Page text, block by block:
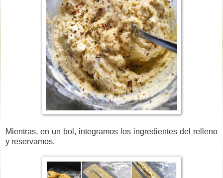
Mientras, en un bol, integramos los ingredientes del relleno
y reservamos.